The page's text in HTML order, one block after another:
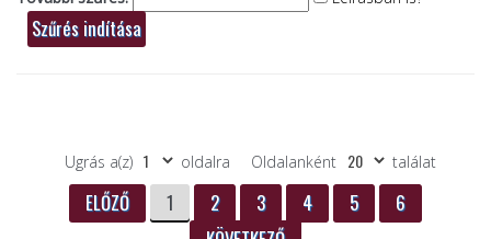
Oldalanként találat
Ugrás a(z) oldalra
ELŐZŐ 1 2 3 4 5
6